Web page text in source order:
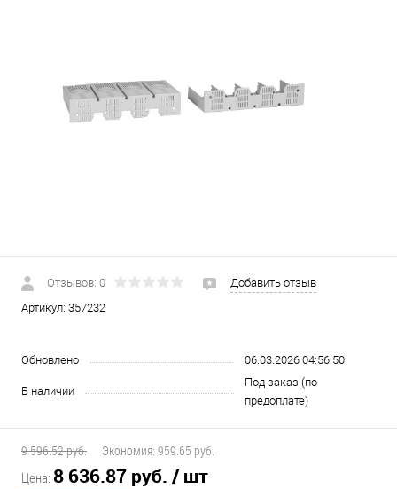
Отзывов: 0
Добавить отзыв
Артикул: 357232
Обновлено 06.03.2026 04:56:50
В наличии
Под заказ (по
предоплате)
9 596.52 руб. Экономия: 959.65 руб.
Цена: 8 636.87 руб. / шт